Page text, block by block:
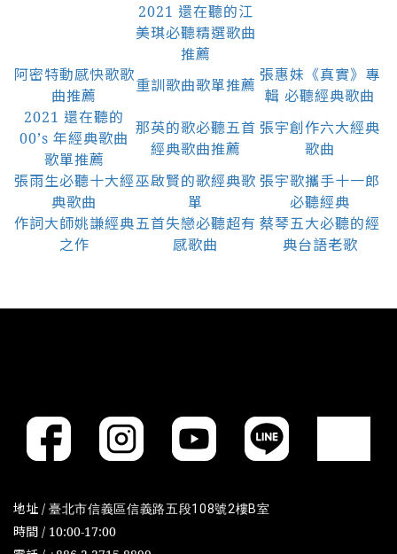
2021 還在聽的江
美琪必聽精選歌曲
推薦
阿密特動感快歌歌
曲推薦
重訓歌曲歌單推薦
張惠妹《真實》專
輯 必聽經典歌曲
2021 還在聽的
00’s 年經典歌曲
歌單推薦
那英的歌必聽五首
經典歌曲推薦
張宇創作六大經典
歌曲
張雨生必聽十大經
典歌曲
巫啟賢的歌經典歌
單
張宇歌攜手十一郎
必聽經典
作詞大師姚謙經典
之作
五首失戀必聽超有
感歌曲
蔡琴五大必聽的經
典台語老歌
地址 / 臺北市信義區信義路五段108號2樓B室
時間 / 10:00-17:00